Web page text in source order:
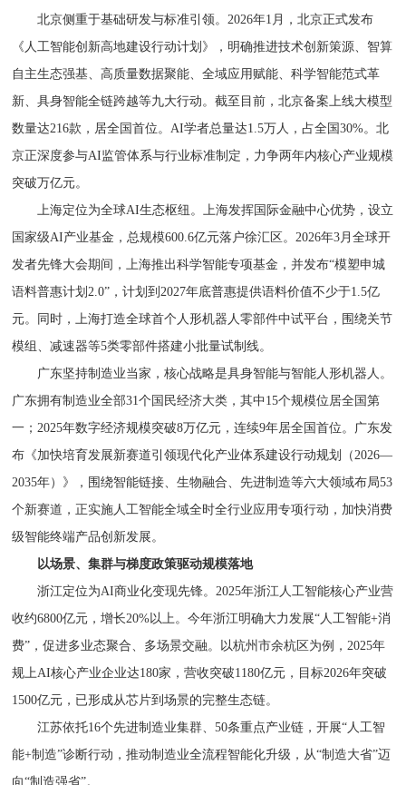
北京侧重于基础研发与标准引领。2026年1月，北京正式发布
《人工智能创新高地建设行动计划》，明确推进技术创新策源、智算
自主生态强基、高质量数据聚能、全域应用赋能、科学智能范式革
新、具身智能全链跨越等九大行动。截至目前，北京备案上线大模型
数量达216款，居全国首位。AI学者总量达1.5万人，占全国30%。北
京正深度参与AI监管体系与行业标准制定，力争两年内核心产业规模
突破万亿元。
上海定位为全球AI生态枢纽。上海发挥国际金融中心优势，设立
国家级AI产业基金，总规模600.6亿元落户徐汇区。2026年3月全球开
发者先锋大会期间，上海推出科学智能专项基金，并发布“模塑申城
语料普惠计划2.0”，计划到2027年底普惠提供语料价值不少于1.5亿
元。同时，上海打造全球首个人形机器人零部件中试平台，围绕关节
模组、减速器等5类零部件搭建小批量试制线。
广东坚持制造业当家，核心战略是具身智能与智能人形机器人。
广东拥有制造业全部31个国民经济大类，其中15个规模位居全国第
一；2025年数字经济规模突破8万亿元，连续9年居全国首位。广东发
布《加快培育发展新赛道引领现代化产业体系建设行动规划（2026—
2035年）》，围绕智能链接、生物融合、先进制造等六大领域布局53
个新赛道，正实施人工智能全域全时全行业应用专项行动，加快消费
级智能终端产品创新发展。
以场景、集群与梯度政策驱动规模落地
浙江定位为AI商业化变现先锋。2025年浙江人工智能核心产业营
收约6800亿元，增长20%以上。今年浙江明确大力发展“人工智能+消
费”，促进多业态聚合、多场景交融。以杭州市余杭区为例，2025年
规上AI核心产业企业达180家，营收突破1180亿元，目标2026年突破
1500亿元，已形成从芯片到场景的完整生态链。
江苏依托16个先进制造业集群、50条重点产业链，开展“人工智
能+制造”诊断行动，推动制造业全流程智能化升级，从“制造大省”迈
向“制造强省”。